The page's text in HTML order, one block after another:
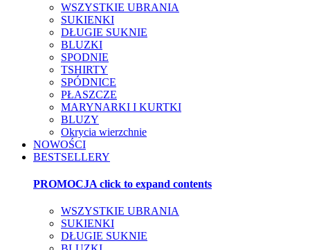
WSZYSTKIE UBRANIA
SUKIENKI
DŁUGIE SUKNIE
BLUZKI
SPODNIE
TSHIRTY
SPÓDNICE
PŁASZCZE
MARYNARKI I KURTKI
BLUZY
Okrycia wierzchnie
NOWOŚCI
BESTSELLERY
PROMOCJA click to expand contents
WSZYSTKIE UBRANIA
SUKIENKI
DŁUGIE SUKNIE